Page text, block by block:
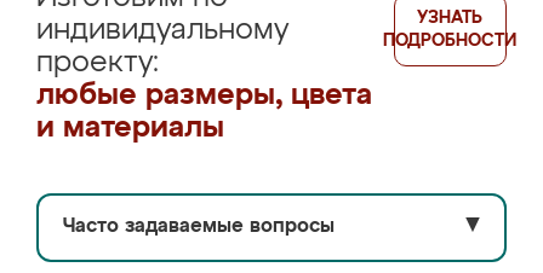
индивидуальному
проекту:
любые размеры, цвета
и материалы
УЗНАТЬ
ПОДРОБНОСТИ
Часто задаваемые вопросы ▼